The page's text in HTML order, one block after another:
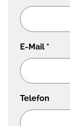
E-Mail *
Telefon